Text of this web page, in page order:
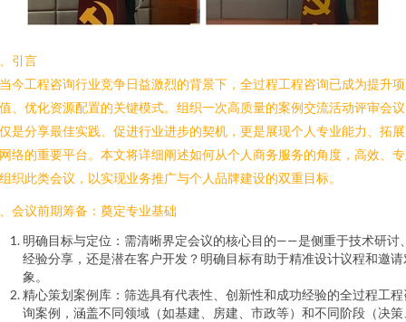
引言
今工程咨询行业竞争日益激烈的背景下，全过程工程咨询已成为提升
、优化资源配置的关键模式。组织一次高质量的案例交流活动评审会
是分享最佳实践、促进行业进步的契机，更是展现个人专业能力、拓
络的重要平台。本文将详细阐述如何从个人商务服务的角度，高效、
织此类会议，以实现业务推广与个人品牌建设的双重目标。
会议前期筹备：奠定专业基础
明确目标与定位：需清晰界定会议的核心目的——是侧重于技术研讨
经验分享，还是潜在客户开发？明确目标有助于精准设计议程和邀请
象。
精心策划案例库：筛选具有代表性、创新性和成功经验的全过程工程
询案例，涵盖不同领域（如基建、房建、市政等）和不同阶段（决策